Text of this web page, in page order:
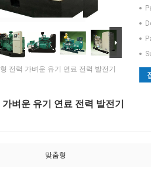
전력 가벼운 유기 연료 전력 발전기
벼운 유기 연료 전력 발전기
맞춤형